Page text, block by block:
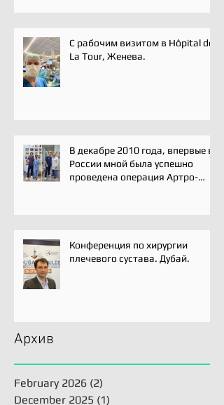
С рабочим визитом в Hôpital de
La Tour, Женева.
В декабре 2010 года, впервые в
России мной была успешно
проведена операция Артро-
Конференция по хирургии
плечевого сустава. Дубай.
Архив
February 2026 (2)
December 2025 (1)